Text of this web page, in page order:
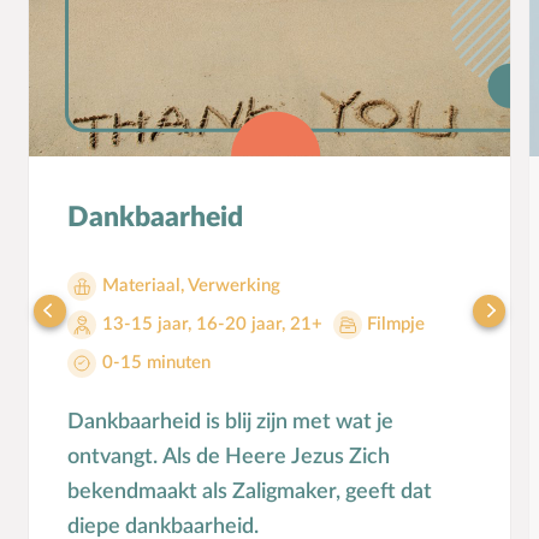
Muziek
N
Natuur
Oud & Nieuw
Pasen
Peuter
Pinksteren
Pleeggezin
Probleemgedrag
Puberteit
School
Dankbaarheid
Materiaal , Verwerking
13-15 jaar, 16-20 jaar, 21+ Filmpje
0-15 minuten
Dankbaarheid is blij zijn met wat je
ontvangt. Als de Heere Jezus Zich
bekendmaakt als Zaligmaker, geeft dat
diepe dankbaarheid.